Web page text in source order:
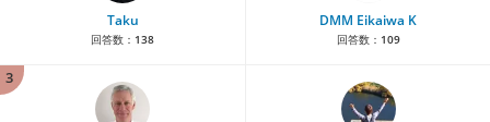
Taku
回答数： 138
DMM Eikaiwa K
回答数： 109
3